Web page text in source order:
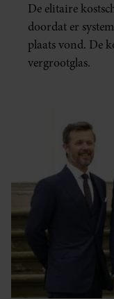
De elitaire
doordat er
plaats vond. De
vergrootglas.